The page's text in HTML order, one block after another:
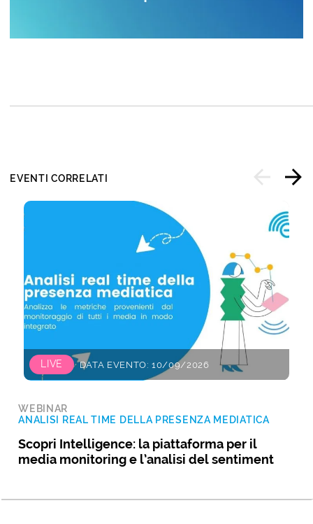
EVENTI CORRELATI
LIVE DATA EVENTO: 10/09/2026
WEBINAR
ANALISI REAL TIME DELLA PRESENZA MEDIATICA
Scopri Intelligence: la piattaforma per il
media monitoring e l’analisi del sentiment